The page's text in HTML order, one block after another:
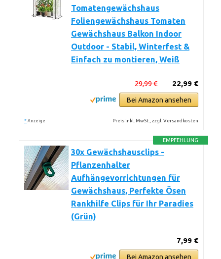
Tomatengewächshaus
Foliengewächshaus Tomaten
Gewächshaus Balkon Indoor
Outdoor - Stabil, Winterfest &
Einfach zu montieren, Weiß
22,99 €
29,99 €
Bei Amazon ansehen
* Anzeige Preis inkl. MwSt., zzgl. Versandkosten
EMPFEHLUNG
30x Gewächshausclips -
Pflanzenhalter
Aufhängevorrichtungen für
Gewächshaus, Perfekte Ösen
Rankhilfe Clips für Ihr Paradies
(Grün)
7,99 €
Bei Amazon ansehen